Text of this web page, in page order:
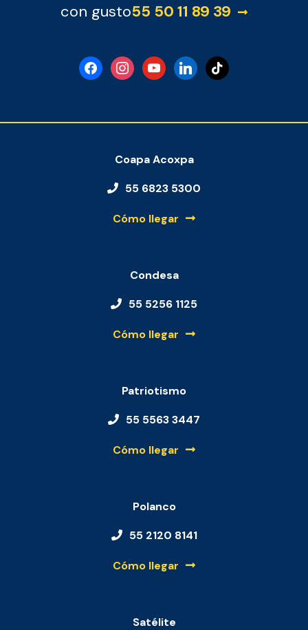
con gusto55 50 11 89 39
facebookinstagramyoutubelinkedintiktok
Coapa Acoxpa
55 6823 5300
Cómo llegar
Condesa
55 5256 1125
Cómo llegar
Patriotismo
55 5563 3447
Cómo llegar
Polanco
55 2120 8141
Cómo llegar
Satélite